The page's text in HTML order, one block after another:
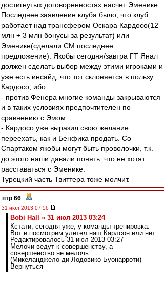
достигнутых договоренностях насчет Эменике.
Последнее заявление клуба было, что клуб
работает над трансфером Оскара Кардосо(12
млн + 3 млн бонусы за результат) или
Эменике(сделали СМ последнее
предложение). Якобы сегодня/завтра ГТ Янал
должен сделать выбор между этими игроками и
уже есть инсайд, что тот склоняется в пользу
Кардосо, ибо:
- против Фенера многие команды закрываются
и в таких условиях предпочтителен по
сравнению с Эмом
- Кардосо уже выразил свою желание
переехать, как и Бенфика продать. Со
Спартаком якобы могут быть проволочки, т.к.
до этого наши давали понять. что не хотят
расставаться с Эменике.
Турецкий часть Твиттера тоже молчит.
птр 66 -
31 июл 2013 07:56
Bobi Hall » 31 июл 2013 03:24
Кстати, сегодня уже, у команды тренировка.
Вот и посмотрим улетел наш Карлсон или нет
Редактировалось 31 июл 2013 03:27
Мелочи ведут к совершенству, а
совершенство не мелочь.
(Микеланджело ди Лодовико Буонарроти)
Вернуться